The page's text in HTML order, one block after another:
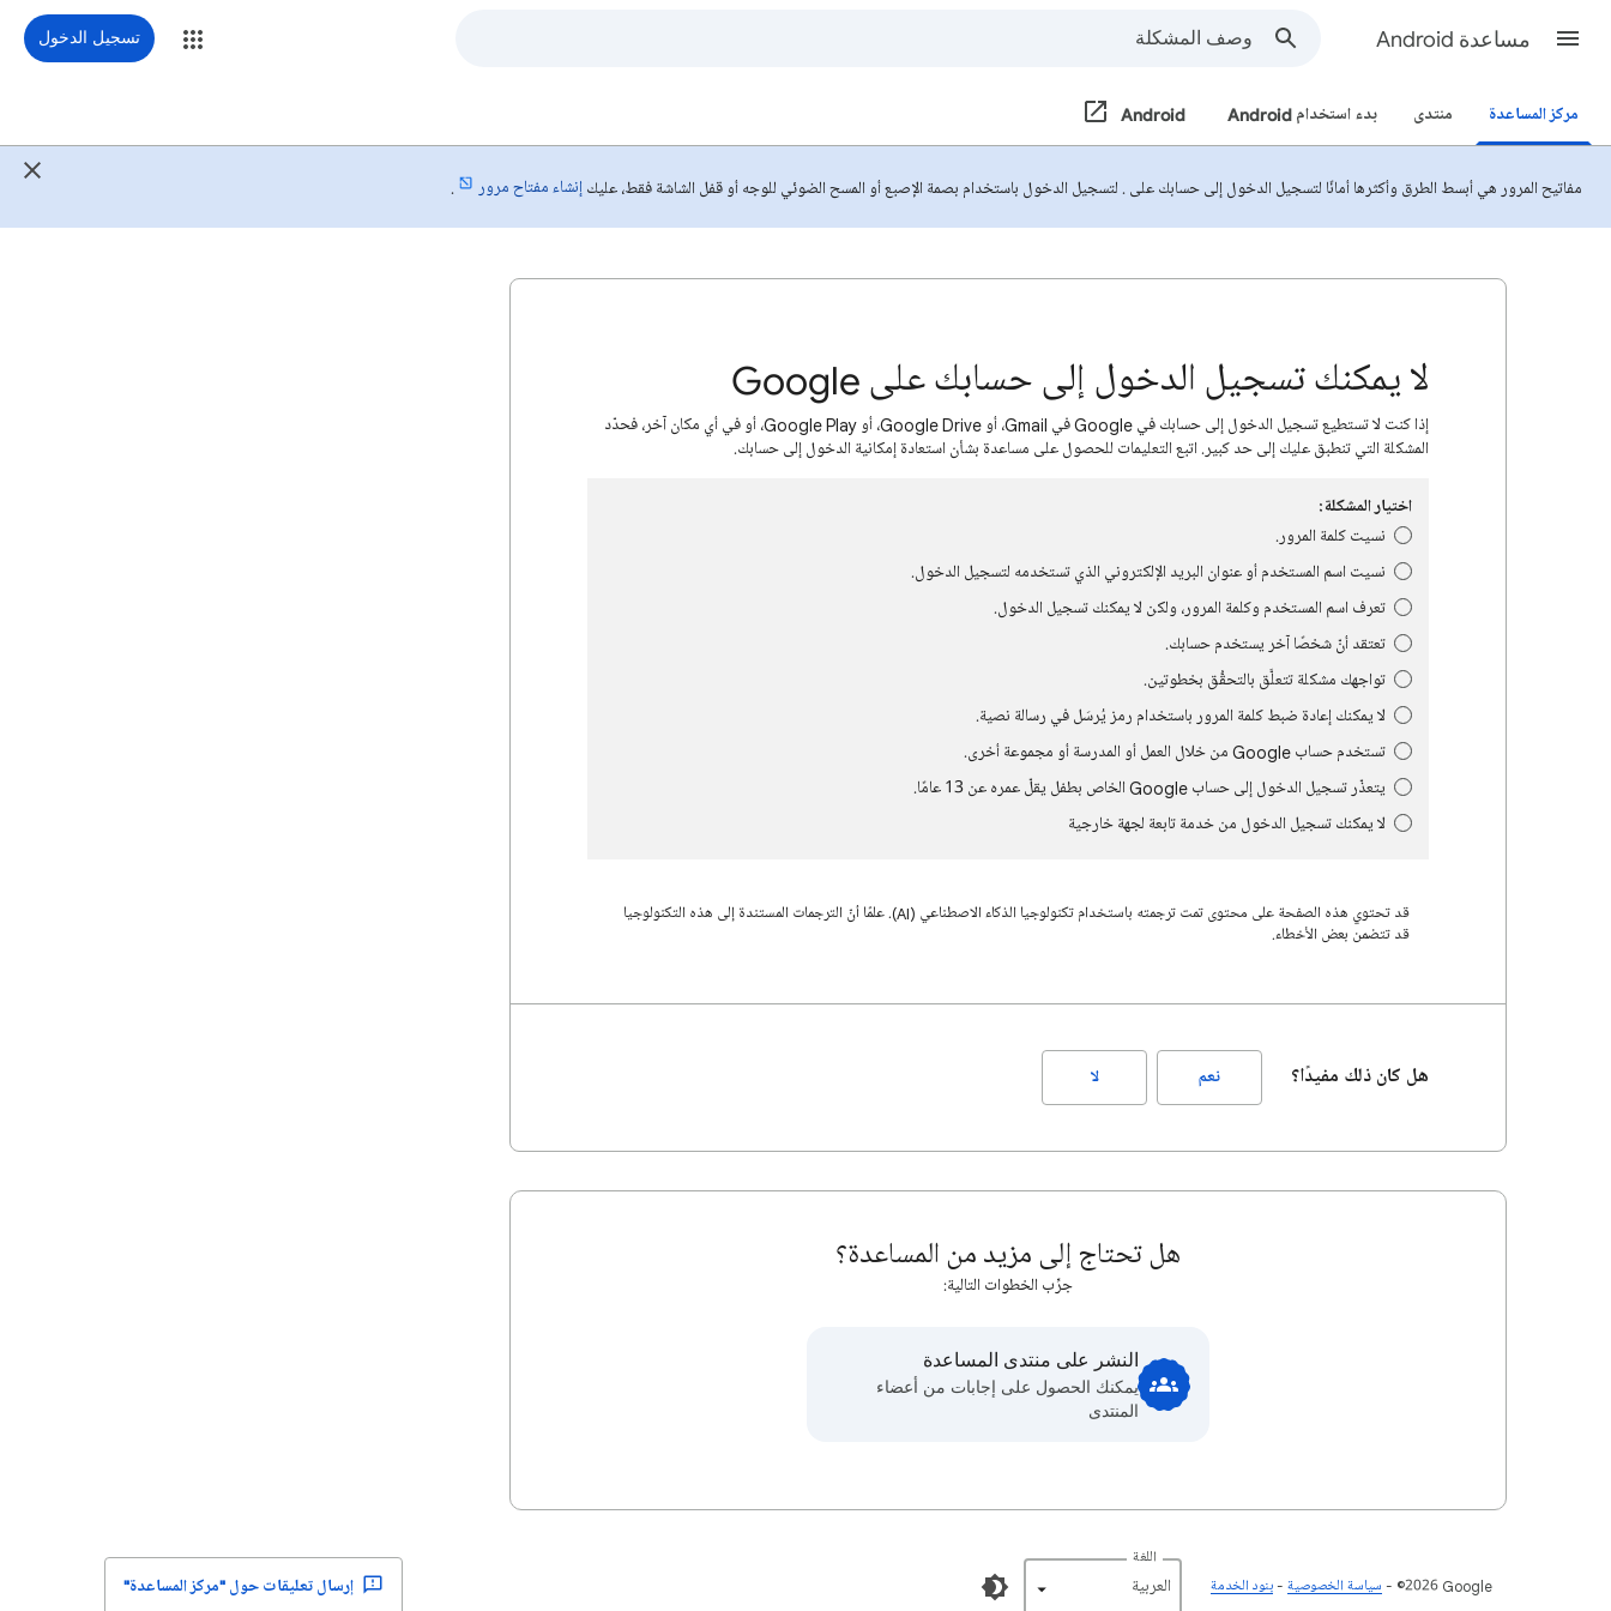
مساعدة Android تسجيل الدخول
مركز المساعدة منتدى بدء استخدام Android Android
مفاتيح المرور هي أبسط الطرق وأكثرها أمانًا لتسجيل الدخول إلى حسابك على . لتسجيل الدخول باستخدام بصمة الإصبع أو المسح الضوئي للوجه أو قفل الشاشة فقط، عليك إنشاء مفتاح مرور .
لا يمكنك تسجيل الدخول إلى حسابك على Google
إذا كنت لا تستطيع تسجيل الدخول إلى حسابك في Google في Gmail، أو Google Drive، أو Google Play، أو في أي مكان آخر، فحدّد
المشكلة التي تنطبق عليك إلى حد كبير. اتبع التعليمات للحصول على مساعدة بشأن استعادة إمكانية الدخول إلى حسابك.
اختيار المشكلة:
نسيت كلمة المرور.
نسيت اسم المستخدم أو عنوان البريد الإلكتروني الذي تستخدمه لتسجيل الدخول.
تعرف اسم المستخدم وكلمة المرور، ولكن لا يمكنك تسجيل الدخول.
تعتقد أنّ شخصًا آخر يستخدم حسابك.
تواجهك مشكلة تتعلَّق بالتحقُّق بخطوتين.
لا يمكنك إعادة ضبط كلمة المرور باستخدام رمز يُرسَل في رسالة نصية.
تستخدم حساب Google من خلال العمل أو المدرسة أو مجموعة أخرى.
يتعذّر تسجيل الدخول إلى حساب Google الخاص بطفل يقلّ عمره عن 13 عامًا.
لا يمكنك تسجيل الدخول من خدمة تابعة لجهة خارجية
قد تحتوي هذه الصفحة على محتوى تمت ترجمته باستخدام تكنولوجيا الذكاء الاصطناعي (AI). علمًا أنّ الترجمات المستندة إلى هذه التكنولوجيا
قد تتضمن بعض الأخطاء.
هل كان ذلك مفيدًا؟ نعم لا
هل تحتاج إلى مزيد من المساعدة؟
جرِّب الخطوات التالية:
النشر على منتدى المساعدة
يمكنك الحصول على إجابات من أعضاء
المنتدى
‎©2026 Google سياسة الخصوصية بنود الخدمة
اللغة
‏العربية إرسال تعليقات حول "مركز المساعدة"